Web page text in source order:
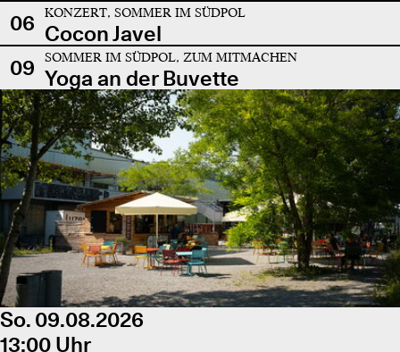
06 KONZERT, SOMMER IM SÜDPOL
Cocon Javel
09
SOMMER IM SÜDPOL, ZUM MITMACHEN
Yoga an der Buvette
So. 09.08.2026
13:00 Uhr